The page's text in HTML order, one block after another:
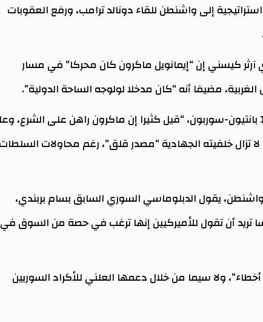
استراتيجية إلى واشنطن للقاء دونالد ترامب، ورفع العقوبات
كيسني إن “إيمانويل ماكرون كان محركا” في مسار
مضيفا أنه “كان مدخلا لولوجه الساحة الدولية”.
ووفق الباحث المنتسب إلى جامعة باريس 1 بانتيون-سوربون، “قيل كثيرا إن ماكرون راهن على الشرع،
تزال خلفيته الجهادية “مصدر قلق”، رغم محاولات السلطات
يقول الدبلوماسي السوري السابق بسام بربندي،
أن تقول للأميركيين إنها ترغب في حصة من السوق في
ولا سيما من خلال دعمها العلني للأكراد السوريين